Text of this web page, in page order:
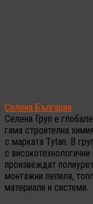
Селена България
Селена Груп е
гама строителна
с марката Tytan. В
с
произвеждат
монтажни лепила,
материали и системи.